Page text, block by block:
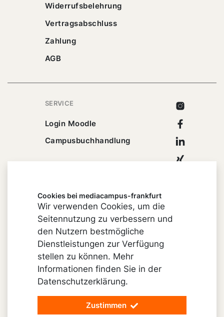
Widerrufsbelehrung
Vertragsabschluss
Zahlung
AGB
SERVICE
Login Moodle
Campusbuchhandlung
Instagram
Facebook
Linkedin
Xing
Impressum
Cookie-Einstellungen
Datenschutz
Barrierefreiheit
Cookies bei mediacampus-frankfurt
Wir verwenden Cookies, um die
Seitennutzung zu verbessern und
den Nutzern bestmögliche
Dienstleistungen zur Verfügung
stellen zu können. Mehr
Informationen finden Sie in der
Datenschutzerklärung.
Zustimmen